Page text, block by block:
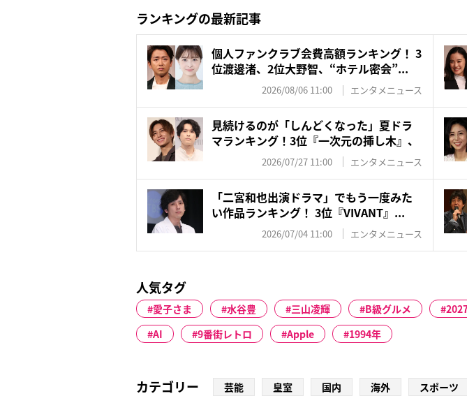
ランキングの最新記事
個人ファンクラブ会費高額ランキング！ 3
位渡邊渚、2位大野智、“ホテル密会”...
2026/08/06 11:00 エンタメニュース
見続けるのが「しんどくなった」夏ドラ
マランキング！3位『一次元の挿し木』、
2026/07/27 11:00 エンタメニュース
「二宮和也出演ドラマ」でもう一度みた
い作品ランキング！ 3位『VIVANT』...
2026/07/04 11:00 エンタメニュース
人気タグ
愛子さま 水谷豊 三山凌輝 B級グルメ
AI
9番街レトロ Apple 1994年
カテゴリー 芸能 皇室 国内 海外 スポーツ